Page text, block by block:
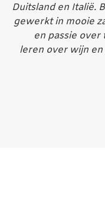
Duitsland en Italië.
gewerkt in mooie
en passie
leren over wijn en